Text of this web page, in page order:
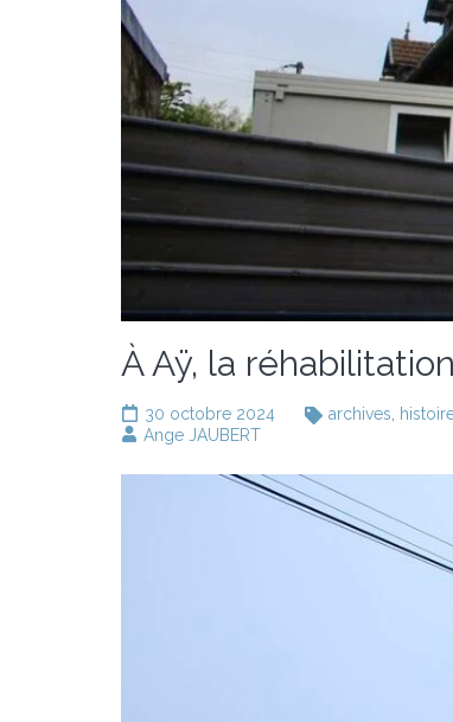
À Aÿ, la
30 octobre 2024 archives,
Ange JAUBERT